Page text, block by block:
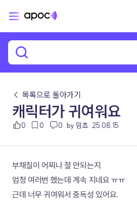
← 목록으로 돌아가기
캐릭터가 귀여워요
0 0 0 by 밈쵸 25.08.15
부채질이 어찌나 잘 안되는지
엄청 여러번 했는데 계속 지네요 ㅠㅠ
근데 너무 귀여워서 중독성 있어요.